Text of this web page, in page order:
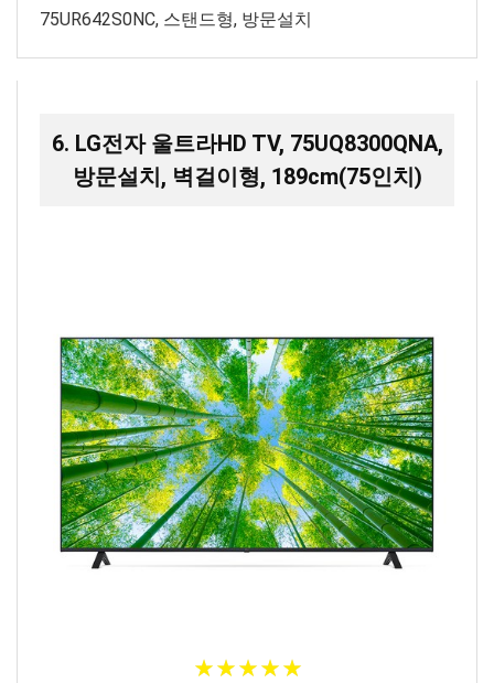
75UR642S0NC, 스탠드형, 방문설치
6. LG전자 울트라HD TV, 75UQ8300QNA,
방문설치, 벽걸이형, 189cm(75인치)
★★★★★
★★★★★